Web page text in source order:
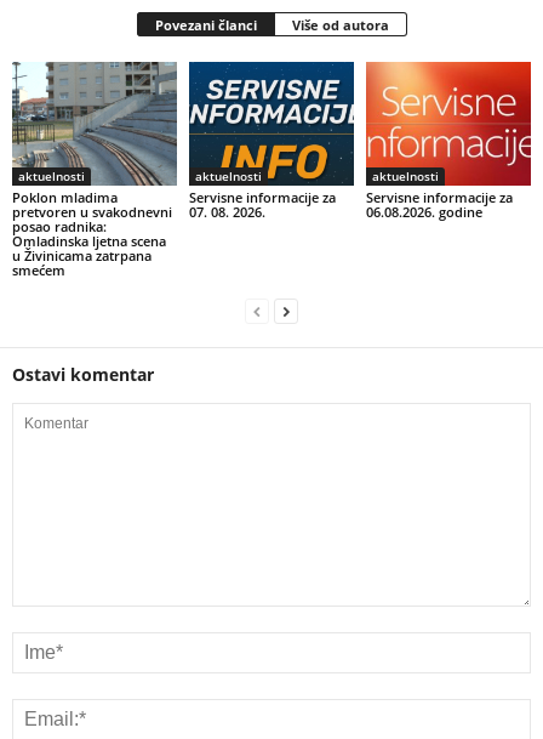
Povezani članci Više od autora
aktuelnosti
Poklon mladima
pretvoren u svakodnevni
posao radnika:
Omladinska ljetna scena
u Živinicama zatrpana
smećem
aktuelnosti
Servisne informacije za
07. 08. 2026.
aktuelnosti
Servisne informacije za
06.08.2026. godine
Ostavi komentar